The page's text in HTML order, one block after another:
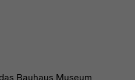
Bauhaus Museum